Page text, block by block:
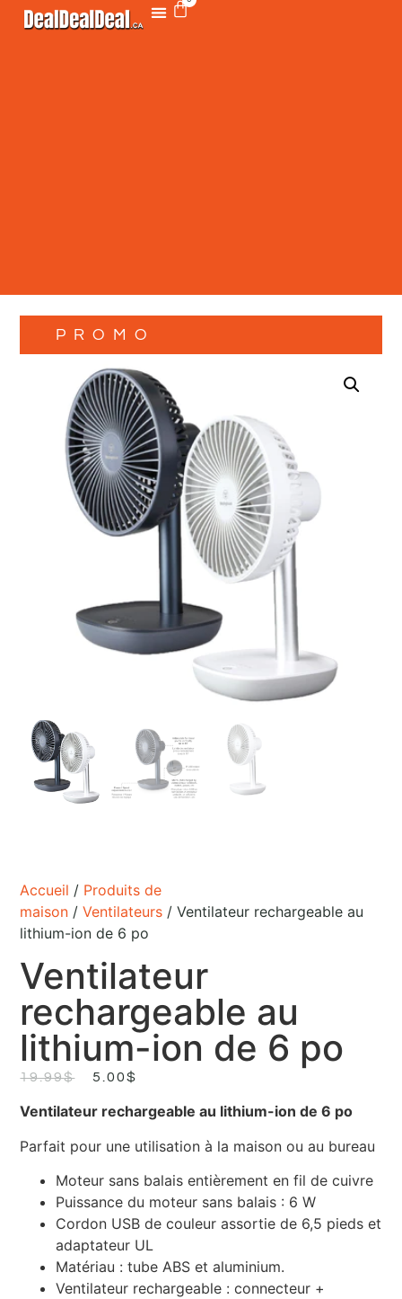
Accueil / Produits de
maison /Ventilateurs / Ventilateur rechargeable au
lithium-ion de 6 po
Ventilateur
rechargeable au
lithium-ion de 6 po
19.99$ 5.00$
Ventilateur rechargeable au lithium-ion de 6 po
Parfait pour une utilisation à la maison ou au bureau
Moteur sans balais entièrement en fil de cuivre
Puissance du moteur sans balais : 6 W
Cordon USB de couleur assortie de 6,5 pieds et
adaptateur UL
Matériau : tube ABS et aluminium.
Ventilateur rechargeable : connecteur +
PROMO